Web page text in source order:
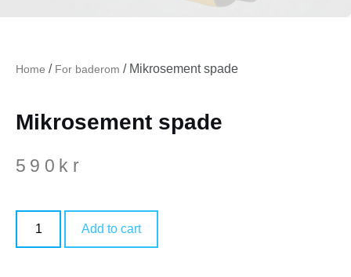
Home / For baderom / Mikrosement spade
Mikrosement spade
590 kr
Add to cart